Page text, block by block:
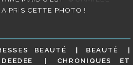
PRIS CETTE PHOTO !
BEAUTÉ
BEAUTÉ
CHRONIQUES ET